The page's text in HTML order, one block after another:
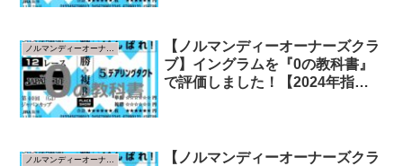
ノルマンディーオーナーズクラブ
【ノルマンディーオーナーズクラ
ブ】イングラムを『0の教科書』
で評価しました！【2024年指標
ノルマンディーオーナーズクラブ
【ノルマンディーオーナーズクラ